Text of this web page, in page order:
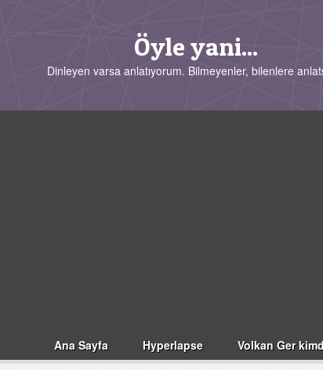
Öyle yani...
Dinleyen varsa anlatıyorum. Bilmeyenler, bilenlere
Ana Sayfa Hyperlapse Volkan Ger